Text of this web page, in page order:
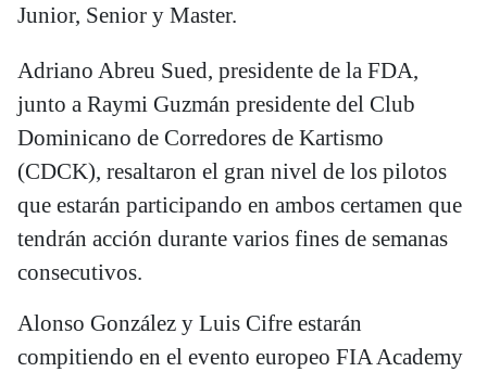
Junior, Senior y Master.
Adriano Abreu Sued, presidente de la FDA,
junto a Raymi Guzmán presidente del Club
Dominicano de Corredores de Kartismo
(CDCK), resaltaron el gran nivel de los pilotos
que estarán participando en ambos certamen que
tendrán acción durante varios fines de semanas
consecutivos.
Alonso González y Luis Cifre estarán
compitiendo en el evento europeo FIA Academy